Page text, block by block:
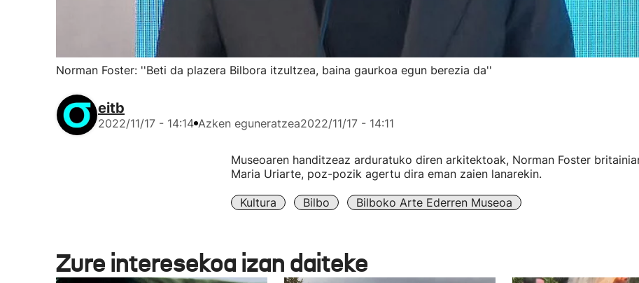
Norman Foster: ''Beti da plazera Bilbora itzultzea, baina gaurkoa egun berezia da''
eitb
2022/11/17 - 14:14 Azken eguneratzea2022/11/17 - 14:11
Museoaren handitzeaz arduratuko diren arkitektoak, Norman Foster
Maria Uriarte, poz-pozik agertu dira eman zaien lanarekin.
Kultura Bilbo Bilboko Arte Ederren Museoa
Zure interesekoa izan daiteke